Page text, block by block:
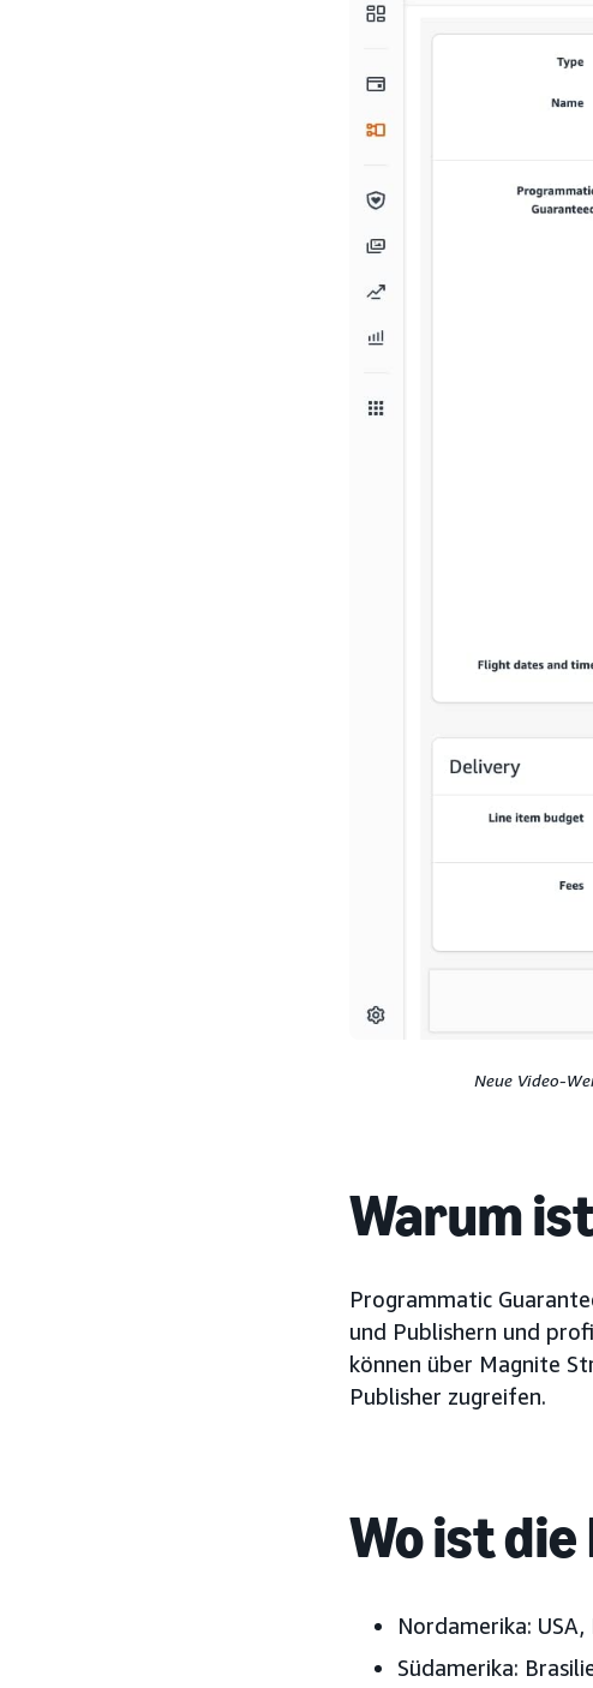
Neue Video-
Warum
Programmatic
und Publishern und
können über Magnite
Publisher zugreifen.
Wo ist
Nordamerika:
Südamerika: